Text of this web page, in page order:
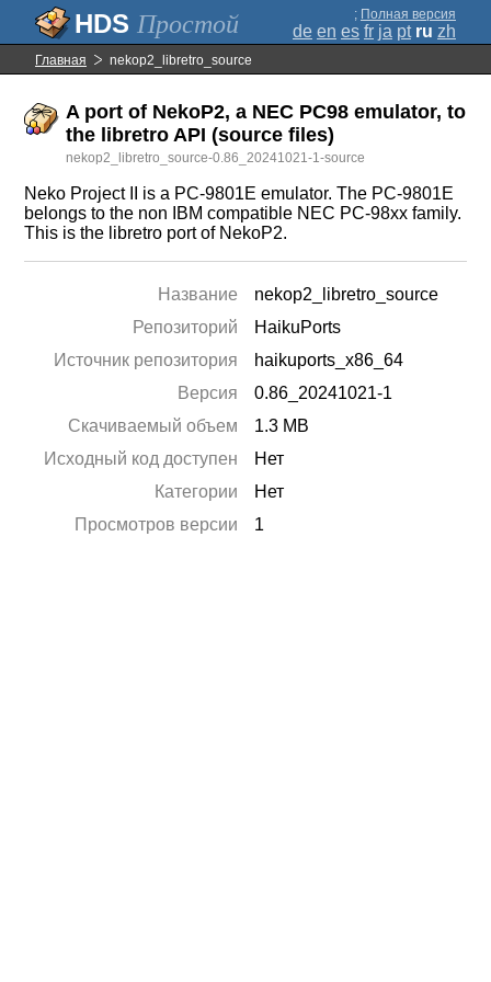
Простой ; Полная версия
de en es fr ja pt ru zh
Главная nekop2_libretro_source
A port of NekoP2, a NEC PC98 emulator, to
the libretro API (source files)
nekop2_libretro_source-0.86_20241021-1-source
Neko Project II is a PC-9801E emulator. The PC-9801E
belongs to the non IBM compatible NEC PC-98xx family.
This is the libretro port of NekoP2.
Название
nekop2_libretro_source
Репозиторий
HaikuPorts
Источник репозитория
haikuports_x86_64
Версия
0.86_20241021-1
Скачиваемый объем
1.3 MB
Исходный код доступен
Нет
Категории
Нет
Просмотров версии
1